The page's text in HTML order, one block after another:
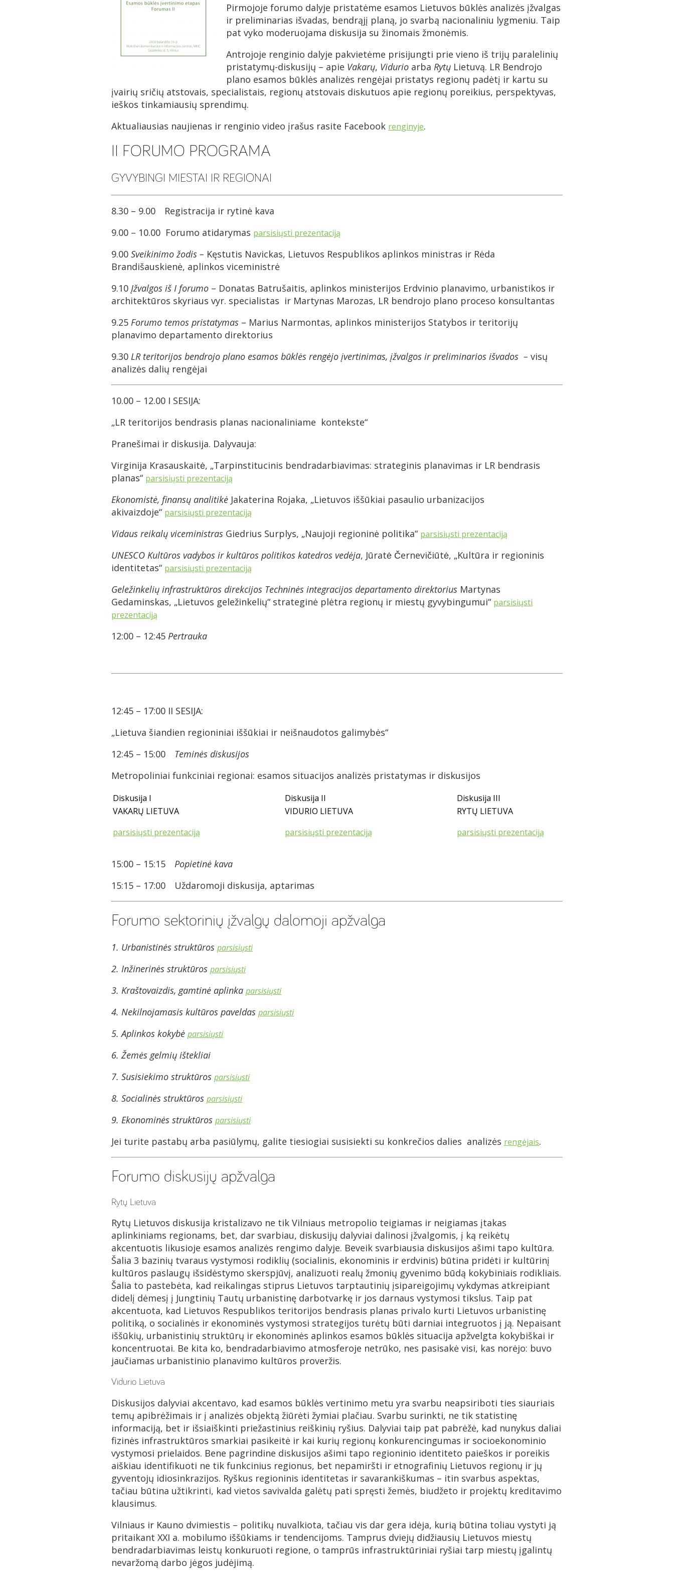
Pirmojoje forumo dalyje pristatėme esamos Lietuvos būklės analizės įžvalgas
ir preliminarias išvadas, bendrąjį planą, jo svarbą nacionaliniu lygmeniu. Taip
pat vyko moderuojama diskusija su žinomais žmonėmis.
Antrojoje renginio dalyje pakvietėme prisijungti prie vieno iš trijų paralelinių
pristatymų-diskusijų – apie Vakarų, Vidurio arba Rytų Lietuvą. LR Bendrojo
plano esamos būklės analizės rengėjai pristatys regionų padėtį ir kartu su
įvairių sričių atstovais, specialistais, regionų atstovais diskutuos apie regionų poreikius, perspektyvas,
ieškos tinkamiausių sprendimų.
Aktualiausias naujienas ir renginio video įrašus rasite Facebook renginyje.
II FORUMO PROGRAMA
GYVYBINGI MIESTAI IR REGIONAI
8.30 – 9.00 Registracija ir rytinė kava
9.00 – 10.00 Forumo atidarymas parsisiųsti prezentaciją
9.00 Sveikinimo žodis – Kęstutis Navickas, Lietuvos Respublikos aplinkos ministras ir Rėda
Brandišauskienė, aplinkos viceministrė
9.10 Įžvalgos iš I forumo – Donatas Batrušaitis, aplinkos ministerijos Erdvinio planavimo, urbanistikos ir
architektūros skyriaus vyr. specialistas ir Martynas Marozas, LR bendrojo plano proceso konsultantas
9.25 Forumo temos pristatymas – Marius Narmontas, aplinkos ministerijos Statybos ir teritorijų
planavimo departamento direktorius
9.30 LR teritorijos bendrojo plano esamos būklės rengėjo įvertinimas, įžvalgos ir preliminarios išvados – visų
analizės dalių rengėjai
10.00 – 12.00 I SESIJA:
„LR teritorijos bendrasis planas nacionaliniame kontekste“
Pranešimai ir diskusija. Dalyvauja:
Virginija Krasauskaitė, „Tarpinstitucinis bendradarbiavimas: strateginis planavimas ir LR bendrasis
planas“ parsisiųsti prezentaciją
Ekonomistė, finansų analitikė Jakaterina Rojaka, „Lietuvos iššūkiai pasaulio urbanizacijos
akivaizdoje“ parsisiųsti prezentaciją
Vidaus reikalų viceministras Giedrius Surplys, „Naujoji regioninė politika“ parsisiųsti prezentaciją
UNESCO Kultūros vadybos ir kultūros politikos katedros vedėja, Jūratė Černevičiūtė, „Kultūra ir regioninis
identitetas“ parsisiųsti prezentaciją
Geležinkelių infrastruktūros direkcijos Techninės integracijos departamento direktorius Martynas
Gedaminskas, „Lietuvos geležinkelių“ strateginė plėtra regionų ir miestų gyvybingumui“ parsisiųsti
prezentaciją
12:00 – 12:45 Pertrauka
12:45 – 17:00 II SESIJA:
„Lietuva šiandien regioniniai iššūkiai ir neišnaudotos galimybės“
12:45 – 15:00 Teminės diskusijos
Metropoliniai funkciniai regionai: esamos situacijos analizės pristatymas ir diskusijos
Diskusija I Diskusija II
Diskusija III
VAKARŲ LIETUVA
parsisiųsti prezentaciją
VIDURIO LIETUVA
parsisiųsti prezentaciją
RYTŲ LIETUVA
parsisiųsti prezentaciją
15:00 – 15:15 Popietinė kava
15:15 – 17:00 Uždaromoji diskusija, aptarimas
Forumo sektorinių įžvalgų dalomoji apžvalga
1. Urbanistinės struktūros parsisiųsti
2. Inžinerinės struktūros parsisiųsti
3. Kraštovaizdis, gamtinė aplinka parsisiųsti
4. Nekilnojamasis kultūros paveldas parsisiųsti
5. Aplinkos kokybė parsisiųsti
6. Žemės gelmių ištekliai
7. Susisiekimo struktūros parsisiųsti
8. Socialinės struktūros parsisiųsti
9. Ekonominės struktūros parsisiųsti
Jei turite pastabų arba pasiūlymų, galite tiesiogiai susisiekti su konkrečios dalies analizės rengėjais.
Forumo diskusijų apžvalga
Rytų Lietuva
Rytų Lietuvos diskusija kristalizavo ne tik Vilniaus metropolio teigiamas ir neigiamas įtakas
aplinkiniams regionams, bet, dar svarbiau, diskusijų dalyviai dalinosi įžvalgomis, į ką reikėtų
akcentuotis likusioje esamos analizės rengimo dalyje. Beveik svarbiausia diskusijos ašimi tapo kultūra.
Šalia 3 bazinių tvaraus vystymosi rodiklių (socialinis, ekonominis ir erdvinis) būtina pridėti ir kultūrinį
kultūros paslaugų išsidėstymo skerspjūvį, analizuoti realų žmonių gyvenimo būdą kokybiniais rodikliais.
Šalia to pastebėta, kad reikalingas stiprus Lietuvos tarptautinių įsipareigojimų vykdymas atkreipiant
didelį dėmesį į Jungtinių Tautų urbanistinę darbotvarkę ir jos darnaus vystymosi tikslus. Taip pat
akcentuota, kad Lietuvos Respublikos teritorijos bendrasis planas privalo kurti Lietuvos urbanistinę
politiką, o socialinės ir ekonominės vystymosi strategijos turėtų būti darniai integruotos į ją. Nepaisant
iššūkių, urbanistinių struktūrų ir ekonominės aplinkos esamos būklės situacija apžvelgta kokybiškai ir
koncentruotai. Be kita ko, bendradarbiavimo atmosferoje netrūko, nes pasisakė visi, kas norėjo: buvo
jaučiamas urbanistinio planavimo kultūros proveržis.
Vidurio Lietuva
Diskusijos dalyviai akcentavo, kad esamos būklės vertinimo metu yra svarbu neapsiriboti ties siauriais
temų apibrėžimais ir į analizės objektą žiūrėti žymiai plačiau. Svarbu surinkti, ne tik statistinę
informaciją, bet ir išsiaiškinti priežastinius reiškinių ryšius. Dalyviai taip pat pabrėžė, kad nunykus daliai
fizinės infrastruktūros smarkiai pasikeitė ir kai kurių regionų konkurencingumas ir socioekonominio
vystymosi prielaidos. Bene pagrindine diskusijos ašimi tapo regioninio identiteto paieškos ir poreikis
aiškiau identifikuoti ne tik funkcinius regionus, bet nepamiršti ir etnografinių Lietuvos regionų ir jų
gyventojų idiosinkrazijos. Ryškus regioninis identitetas ir savarankiškumas – itin svarbus aspektas,
tačiau būtina užtikrinti, kad vietos savivalda galėtų pati spręsti žemės, biudžeto ir projektų kreditavimo
klausimus.
Vilniaus ir Kauno dvimiestis – politikų nuvalkiota, tačiau vis dar gera idėja, kurią būtina toliau vystyti ją
pritaikant XXI a. mobilumo iššūkiams ir tendencijoms. Tamprus dviejų didžiausių Lietuvos miestų
bendradarbiavimas leistų konkuruoti regione, o tamprūs infrastruktūriniai ryšiai tarp miestų įgalintų
nevaržomą darbo jėgos judėjimą.